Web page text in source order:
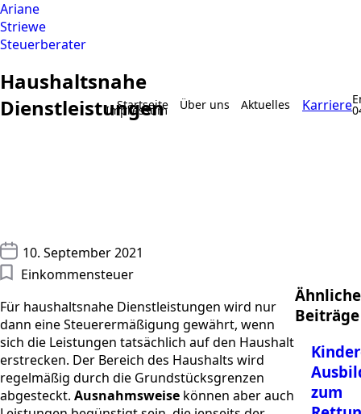
Ariane
Striewe
Steuerberater
Startseite Über uns Aktuelles Karriere
Impressum
Haushaltsnahe
Dienstleistungen
10. September 2021
Einkommensteuer
Für haushaltsnahe Dienstleistungen wird nur
dann eine Steuerermäßigung gewährt, wenn
sich die Leistungen tatsächlich auf den Haushalt
erstrecken. Der Bereich des Haushalts wird
regelmäßig durch die Grundstücksgrenzen
abgesteckt. Ausnahmsweise können aber auch
Ähnliche
Beiträge
zum